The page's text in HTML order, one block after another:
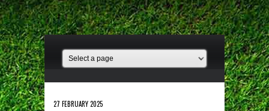
27 FEBRUARY 2025